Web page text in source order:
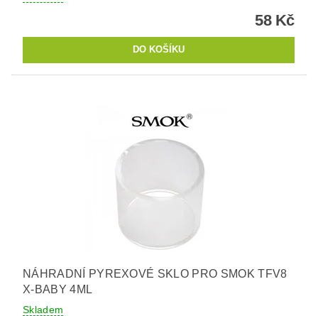
58 Kč
NÁHRADNÍ PYREXOVÉ SKLO PRO SMOK TFV8
X-BABY 4ML
Skladem